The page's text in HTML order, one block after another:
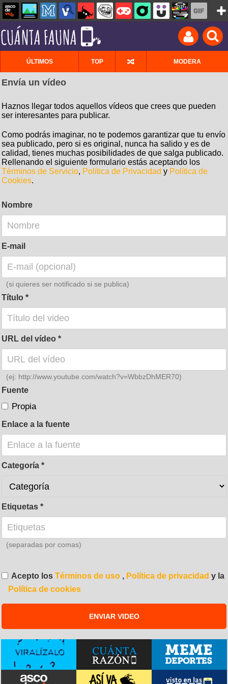
ÚLTIMOS TOP MODERA
Envía un vídeo
Haznos llegar todos aquellos vídeos que crees que pueden
ser interesantes para publicar.
Como podrás imaginar, no te podemos garantizar que tu envío
sea publicado, pero si es original, nunca ha salido y es de
calidad, tienes muchas posibilidades de que salga publicado.
Rellenando el siguiente formulario estás aceptando los
Términos de Servicio, Política de Privacidad y Política de
Cookies.
Nombre
E-mail
(si quieres ser notificado si se publica)
Título
URL del vídeo
(ej: http://www.youtube.com/watch?v=WbbzDhMER70)
Fuente
Propia
Enlace a la fuente
Categoría
Etiquetas
(separadas por comas)
Acepto los Términos de uso , Política de privacidad y la
Política de cookies